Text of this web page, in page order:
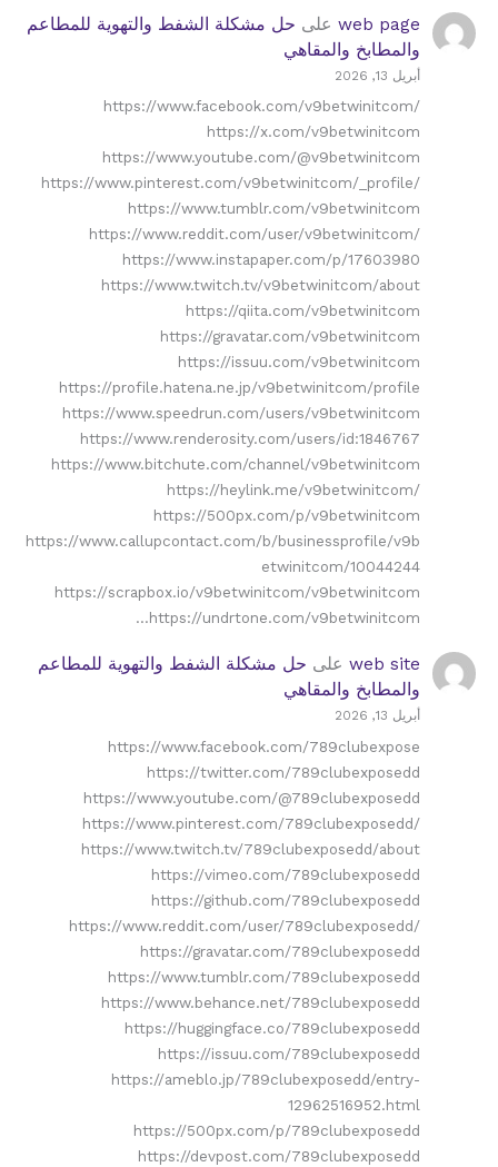
web page على حل مشكلة الشفط والتهوية للمطاعم
والمطابخ والمقاهي
أبريل 13, 2026
https://www.facebook.com/v9betwinitcom/
https://x.com/v9betwinitcom
https://www.youtube.com/@v9betwinitcom
https://www.pinterest.com/v9betwinitcom/_profile/
https://www.tumblr.com/v9betwinitcom
https://www.reddit.com/user/v9betwinitcom/
https://www.instapaper.com/p/17603980
https://www.twitch.tv/v9betwinitcom/about
https://qiita.com/v9betwinitcom
https://gravatar.com/v9betwinitcom
https://issuu.com/v9betwinitcom
https://profile.hatena.ne.jp/v9betwinitcom/profile
https://www.speedrun.com/users/v9betwinitcom
https://www.renderosity.com/users/id:1846767
https://www.bitchute.com/channel/v9betwinitcom
https://heylink.me/v9betwinitcom/
https://500px.com/p/v9betwinitcom
https://www.callupcontact.com/b/businessprofile/v9b
etwinitcom/10044244
https://scrapbox.io/v9betwinitcom/v9betwinitcom
https://undrtone.com/v9betwinitcom…
web site على حل مشكلة الشفط والتهوية للمطاعم
والمطابخ والمقاهي
أبريل 13, 2026
https://www.facebook.com/789clubexpose
https://twitter.com/789clubexposedd
https://www.youtube.com/@789clubexposedd
https://www.pinterest.com/789clubexposedd/
https://www.twitch.tv/789clubexposedd/about
https://vimeo.com/789clubexposedd
https://github.com/789clubexposedd
https://www.reddit.com/user/789clubexposedd/
https://gravatar.com/789clubexposedd
https://www.tumblr.com/789clubexposedd
https://www.behance.net/789clubexposedd
https://huggingface.co/789clubexposedd
https://issuu.com/789clubexposedd
https://ameblo.jp/789clubexposedd/entry-
12962516952.html
https://500px.com/p/789clubexposedd
https://devpost.com/789clubexposedd